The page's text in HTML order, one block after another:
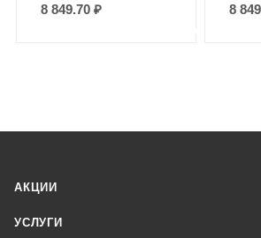
8 849.70 ₽ 8
АКЦИИ
УСЛУГИ